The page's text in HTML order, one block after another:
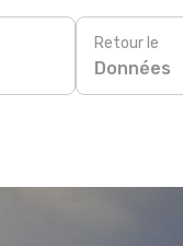
Retour le
Données